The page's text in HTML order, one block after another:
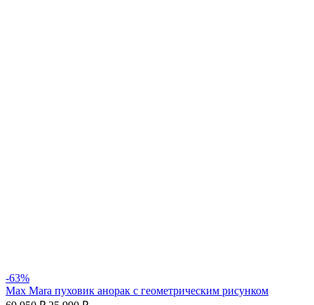
-63%
Max Mara пуховик анорак с геометрическим рисунком